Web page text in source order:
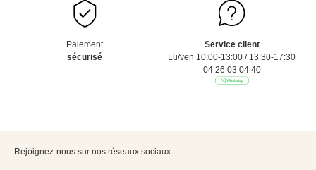
Paiement
sécurisé
Service client
Lu/ven 10:00-13:00 / 13:30-17:30
04 26 03 04 40
Rejoignez-nous sur nos réseaux sociaux